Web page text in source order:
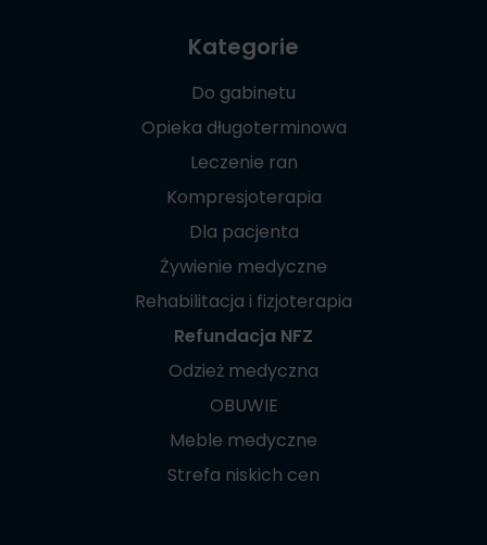
Kategorie
Do gabinetu
Opieka długoterminowa
Leczenie ran
Kompresjoterapia
Dla pacjenta
Żywienie medyczne
Rehabilitacja i fizjoterapia
Refundacja NFZ
Odzież medyczna
OBUWIE
Meble medyczne
Strefa niskich cen